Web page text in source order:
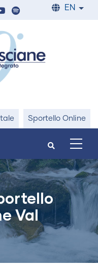
EN List
Sportello Online
Val